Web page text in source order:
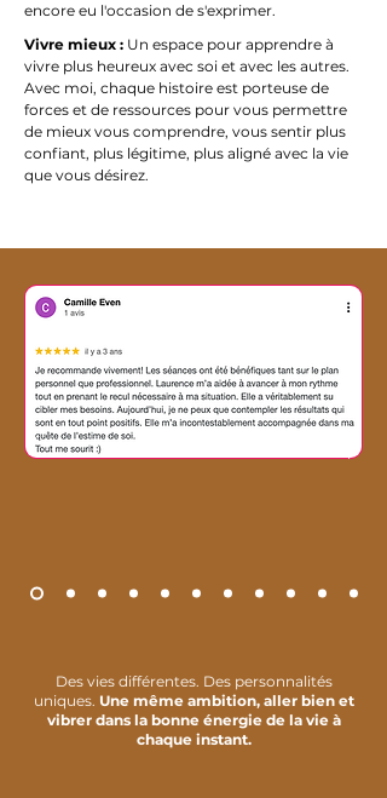
encore eu l'occasion de s'exprimer.
Vivre mieux : Un espace pour apprendre à
vivre plus heureux avec soi et avec les autres.
Avec moi, chaque histoire est porteuse de
forces et de ressources pour vous permettre
de mieux vous comprendre, vous sentir plus
confiant, plus légitime, plus aligné avec la vie
que vous désirez.
Des vies différentes. Des personnalités
uniques. Une même ambition, aller bien et
vibrer dans la bonne énergie de la vie à
chaque instant.